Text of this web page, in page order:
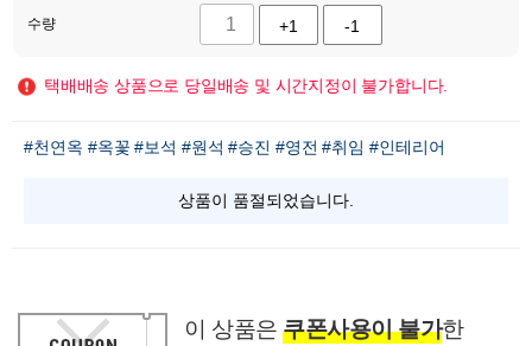
수량 +1 -1
택배배송 상품으로 당일배송 및 시간지정이 불가합니다.
#천연옥 #옥꽃 #보석 #원석 #승진 #영전 #취임 #인테리어
상품이 품절되었습니다.
이 상품은 쿠폰사용이 불가한